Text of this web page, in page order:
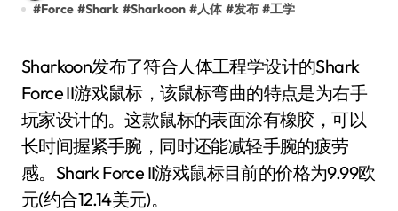
#Force #Shark #Sharkoon #人体 #发布 #工学
Sharkoon发布了符合人体工程学设计的Shark
Force II游戏鼠标，该鼠标弯曲的特点是为右手
玩家设计的。这款鼠标的表面涂有橡胶，可以
长时间握紧手腕，同时还能减轻手腕的疲劳
感。Shark Force II游戏鼠标目前的价格为9.99欧
元(约合12.14美元)。